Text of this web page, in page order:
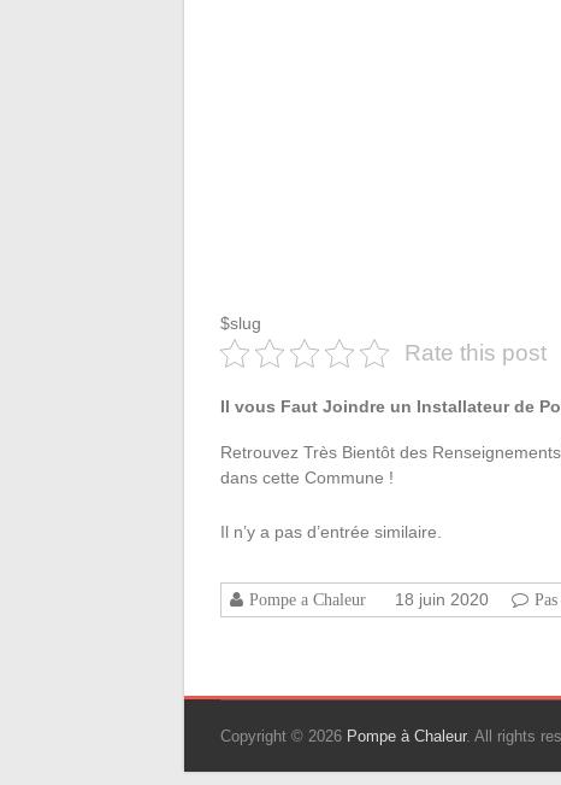
$slug
Rate this post
Il vous Faut Joindre un Installateur de
Retrouvez Très Bientôt des
dans cette Commune !
Il n’y a pas d’entrée similaire.
Pompe a Chaleur 18 juin 2020
Copyright © 2026 Pompe à Chaleur. All rights